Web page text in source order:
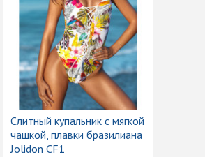
Слитный купальник с мягкой
чашкой, плавки бразилиана
Jolidon CF1